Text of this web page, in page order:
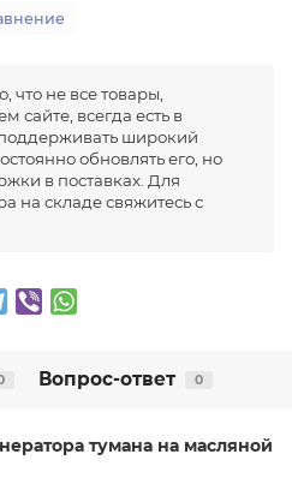
что не все товары,
сайте, всегда есть в
широкий
обновлять его, но
в поставках. Для
на складе свяжитесь с
Вопрос-ответ 0
тумана на масляной